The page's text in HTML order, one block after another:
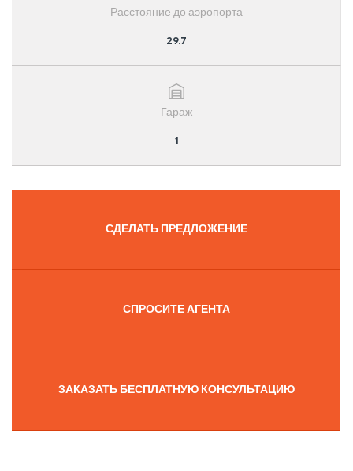
Расстояние до аэропорта
29.7
Гараж
1
СДЕЛАТЬ ПРЕДЛОЖЕНИЕ
СПРОСИТЕ АГЕНТА
ЗАКАЗАТЬ БЕСПЛАТНУЮ КОНСУЛЬТАЦИЮ